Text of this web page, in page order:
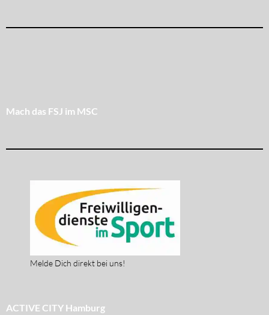
Mach das FSJ im MSC
Melde Dich direkt bei uns!
ACTIVE CITY Hamburg